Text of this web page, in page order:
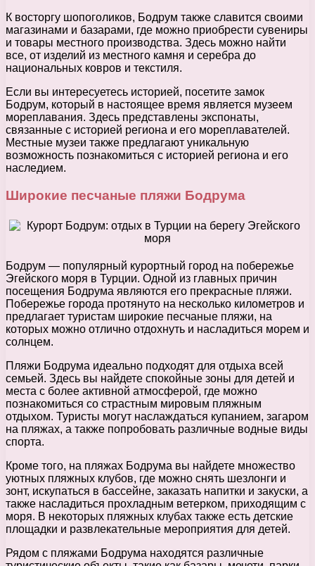
К восторгу шопоголиков, Бодрум также славится своими
магазинами и базарами, где можно приобрести сувениры
и товары местного производства. Здесь можно найти
все, от изделий из местного камня и серебра до
национальных ковров и текстиля.
Если вы интересуетесь историей, посетите замок
Бодрум, который в настоящее время является музеем
мореплавания. Здесь представлены экспонаты,
связанные с историей региона и его мореплавателей.
Местные музеи также предлагают уникальную
возможность познакомиться с историей региона и его
наследием.
Широкие песчаные пляжи Бодрума
Бодрум — популярный курортный город на побережье
Эгейского моря в Турции. Одной из главных причин
посещения Бодрума являются его прекрасные пляжи.
Побережье города протянуто на несколько километров и
предлагает туристам широкие песчаные пляжи, на
которых можно отлично отдохнуть и насладиться морем и
солнцем.
Пляжи Бодрума идеально подходят для отдыха всей
семьей. Здесь вы найдете спокойные зоны для детей и
места с более активной атмосферой, где можно
познакомиться со страстным мировым пляжным
отдыхом. Туристы могут наслаждаться купанием, загаром
на пляжах, а также попробовать различные водные виды
спорта.
Кроме того, на пляжах Бодрума вы найдете множество
уютных пляжных клубов, где можно снять шезлонги и
зонт, искупаться в бассейне, заказать напитки и закуски, а
также насладиться прохладным ветерком, приходящим с
моря. В некоторых пляжных клубах также есть детские
площадки и развлекательные мероприятия для детей.
Рядом с пляжами Бодрума находятся различные